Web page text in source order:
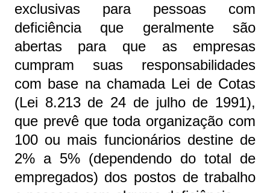
exclusivas para pessoas com
deficiência que geralmente são
abertas para que as empresas
cumpram suas responsabilidades
com base na chamada Lei de Cotas
(Lei 8.213 de 24 de julho de 1991),
que prevê que toda organização com
100 ou mais funcionários destine de
2% a 5% (dependendo do total de
empregados) dos postos de trabalho